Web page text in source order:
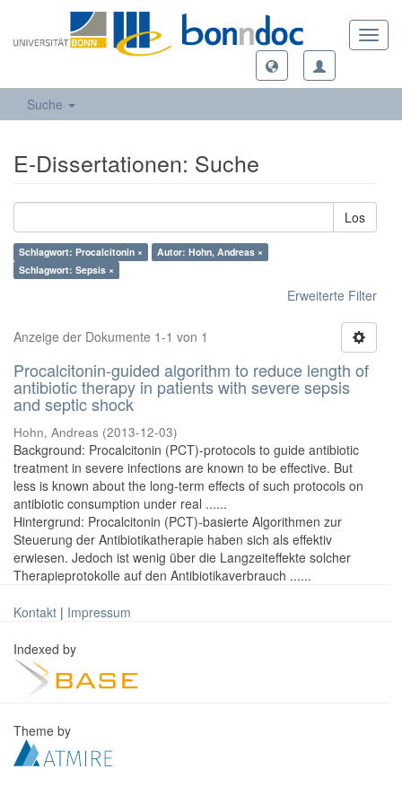
Suche
E-Dissertationen: Suche
Los
Schlagwort: Procalcitonin ×
Autor: Hohn, Andreas ×
Schlagwort: Sepsis ×
Erweiterte Filter
Anzeige der Dokumente 1-1 von 1
Procalcitonin-guided algorithm to reduce length of
antibiotic therapy in patients with severe sepsis
and septic shock
Hohn, Andreas (2013-12-03)
Background: Procalcitonin (PCT)-protocols to guide antibiotic
treatment in severe infections are known to be effective. But
less is known about the long-term effects of such protocols on
antibiotic consumption under real ......
Hintergrund: Procalcitonin (PCT)-basierte Algorithmen zur
Steuerung der Antibiotikatherapie haben sich als effektiv
erwiesen. Jedoch ist wenig über die Langzeiteffekte solcher
Therapieprotokolle auf den Antibiotikaverbrauch ......
Kontakt | Impressum
Indexed by
Theme by